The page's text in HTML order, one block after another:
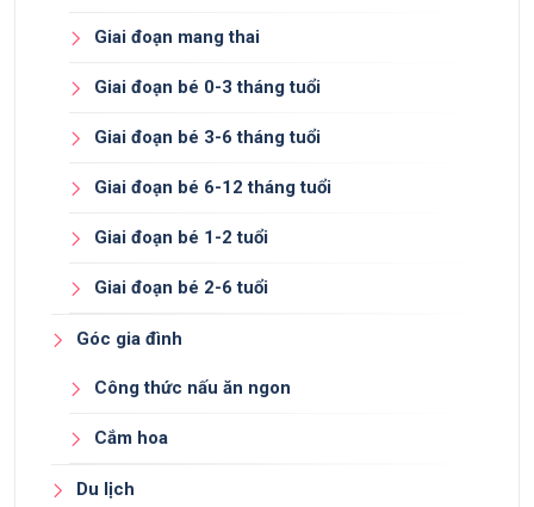
Giai đoạn mang thai
Giai đoạn bé 0-3 tháng tuổi
Giai đoạn bé 3-6 tháng tuổi
Giai đoạn bé 6-12 tháng tuổi
Giai đoạn bé 1-2 tuổi
Giai đoạn bé 2-6 tuổi
Góc gia đình
Công thức nấu ăn ngon
Cắm hoa
Du lịch